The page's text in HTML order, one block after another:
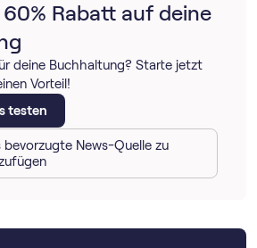
Rabatt auf deine
deine Buchhaltung? Starte jetzt
Vorteil!
testen
bevorzugte News-Quelle zu